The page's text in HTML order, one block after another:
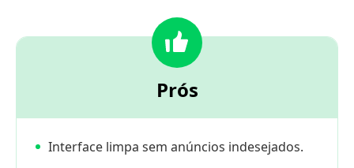
Prós
Interface limpa sem anúncios indesejados.